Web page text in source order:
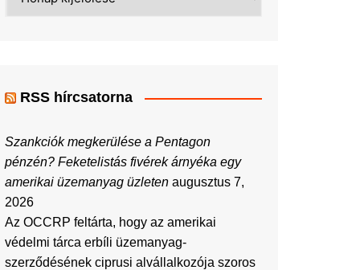
RSS hírcsatorna
Szankciók megkerülése a Pentagon
pénzén? Feketelistás fivérek árnyéka egy
amerikai üzemanyag üzleten augusztus 7,
2026
Az OCCRP feltárta, hogy az amerikai
védelmi tárca erbíli üzemanyag-
szerződésének ciprusi alvállalkozója szoros